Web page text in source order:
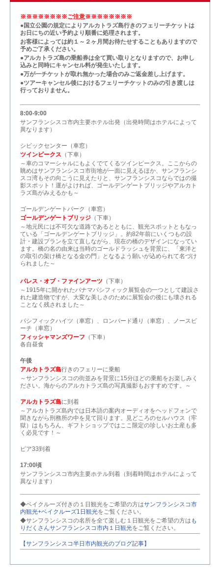
※※※※※※※※ご注意※※※※※※※※
●国立公園の規定によりアルカトラズ島行きのフェリーチケットは
お日にちの近い予約より順番に処理されます。
お客様によっては約１～２ヶ月間お待たせすることもありますので
予めご了承ください。
●アルカトラズ島の乗船券は全て買い取りとなりますので、お申し
込みと同時にキャンセル料が発生いたします。
●万が一チケットが取れ無かった場合のみご返金差し上げます。
●ツアーキャンセル後におけるフェリーチケットのみの引き渡しは
行っておりません。
8:00-9:00
サンフランシスコ市内主要ホテル出発（出発時間はホテルによって
異なります）
シビックセンター（車窓）
ツインピークス （下車）
～車のコマーシャルにもよくでてくるツインピークス。ここからの
眺めはサンフランシスコ市街地が一面に見えるほか、サンフランシ
スコ湾もその向こうに見えたりと、サンフランシスコならではの撮
影スポット！運がよければ、ゴールデンゲートブリッジやアルカト
ラズ島がみえるかも～
ゴールデンゲートパーク（車窓）
ゴールデンゲートブリッジ （下車）
～地元民には不可欠な道路であるとともに、観光スポットともなっ
ている「ゴールデンゲートブリッジ」。約82年前にいくつもの設
計・建設プランを立て直しながら、現在の橋のデザインになってい
ます。橋の名の由来は当時のゴールドラッシュを背景に、「東洋と
の取引の架け橋となる金の門」となるよう願いが込められて名づけ
られました～
パレス・オブ・ファインアーツ （下車）
～1915年に開かれたパナマパシフィック展覧会の一つとして建設さ
れた建造物ですが、大変な美しさのために展覧会の後にも壊される
ことなく残されました～
パシフィックハイツ（車窓）、ロンバード通り（車窓）、ノースビ
ーチ（車窓）
フィッシャマンズワーフ （下車）
各自昼食
午後
アルカトラズ島行きのフェリーに乗船
～サンフランシスコの街並みを背景に15分ほどの乗船をお楽しみく
ださい。海からのアルカトラズ島の写真撮影もおすすめです。～
アルカトラズ島に到着
～アルカトラズ島内では日本語の案内オーディオをヘッドフォンで
聞きながら刑務所の中を見て回ります。見どころのセルハウス（牢
獄）はもちろん、ギフトショップではここ限定の珍しいお土産も多
く必見です！～
ピア33到着
17:00頃
サンフランシスコ市内主要ホテル到着（到着時間はホテルによって
異なります）
◆ベイクルーズ付きの１日観光をご希望の方はサンフランシスコ市
内観光+ベイクルーズ1日観光をご覧ください。
◆サンフランシスコの名所を全て楽しむ１日観光をご希望の方は も
りだくさんサンフランシスコ市内１日観光をご覧ください。
【サンフランシスコ半日市内観光のブログ記事】